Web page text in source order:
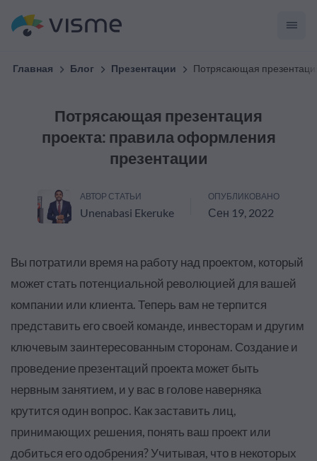
Главная Блог Презентации Потрясающая
Потрясающая презентация
проекта: правила оформления
презентации
АВТОР СТАТЬИ
Unenabasi Ekeruke
ОПУБЛИКОВАНО
Сен 19, 2022
Вы потратили время на работу над проектом, который
может стать потенциальной революцией для вашей
компании или клиента. Теперь вам не терпится
представить его своей команде, инвесторам и другим
ключевым заинтересованным сторонам. Создание и
проведение презентаций проекта может быть
нервным занятием, и у вас в голове наверняка
крутится один вопрос. Как заставить лиц,
принимающих решения, понять ваш проект или
добиться его одобрения? Учитывая, что в некоторых